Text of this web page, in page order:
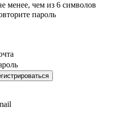
менее, чем из 6 символов
пароль